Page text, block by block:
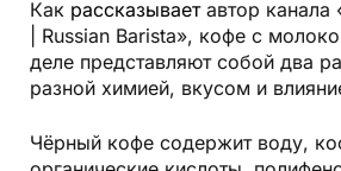
Как рассказываетавтор канала
| Russian Barista», кофе с
деле представляют собой два
разной химией, вкусом и
Чёрный кофе содержит воду,